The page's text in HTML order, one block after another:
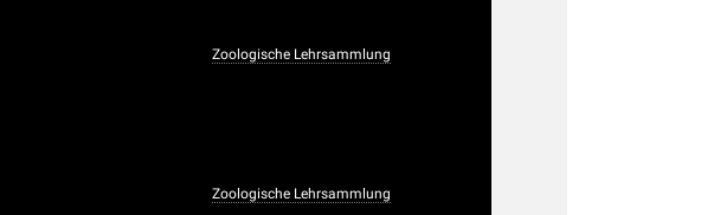
Zoologische Lehrsammlung
Zoologische Lehrsammlung